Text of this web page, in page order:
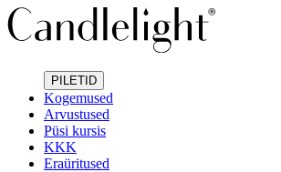
PILETID
Kogemused
Arvustused
Püsi kursis
KKK
Eraüritused